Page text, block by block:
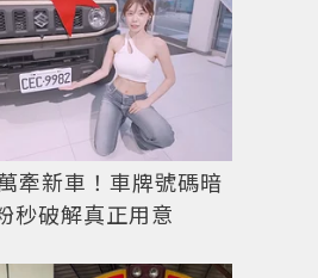
牽新車！車牌號碼暗
破解真正用意